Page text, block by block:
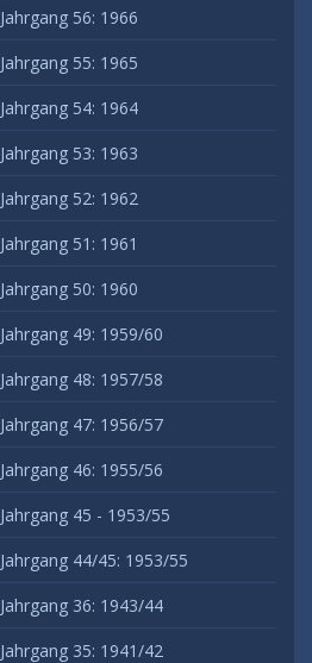
Jahrgang 56: 1966
Jahrgang 55: 1965
Jahrgang 54: 1964
Jahrgang 53: 1963
Jahrgang 52: 1962
Jahrgang 51: 1961
Jahrgang 50: 1960
Jahrgang 49: 1959/60
Jahrgang 48: 1957/58
Jahrgang 47: 1956/57
Jahrgang 46: 1955/56
Jahrgang 45 - 1953/55
Jahrgang 44/45: 1953/55
Jahrgang 36: 1943/44
Jahrgang 35: 1941/42